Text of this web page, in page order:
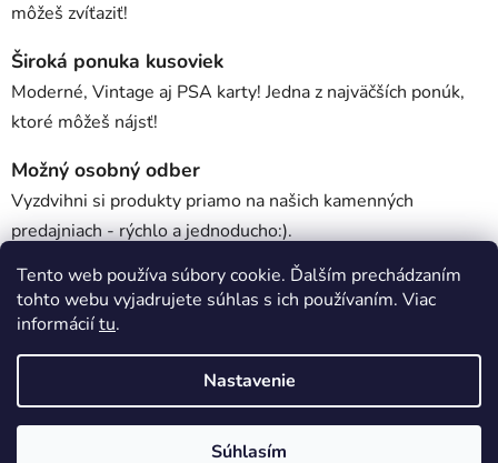
Tento web používa súbory cookie. Ďalším prechádzaním
tohto webu vyjadrujete súhlas s ich používaním. Viac
informáciítu.
Nastavenie
Súhlasím
môžeš zvíťaziť!
Široká ponuka kusoviek
Moderné, Vintage aj PSA karty! Jedna z najväčších ponúk,
ktoré môžeš nájsť!
Možný osobný odber
Vyzdvihni si produkty priamo na našich kamenných
predajniach - rýchlo a jednoducho:).
Popis
Vytvoril Shoptet